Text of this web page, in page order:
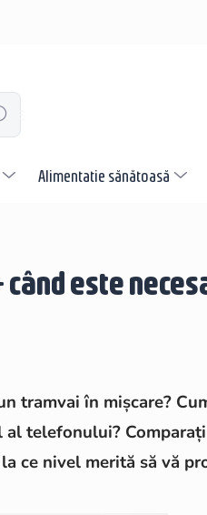
Alimentatie sănătoasă
este
tramvai în mișcare?
telefonului?
ce nivel merită să vă